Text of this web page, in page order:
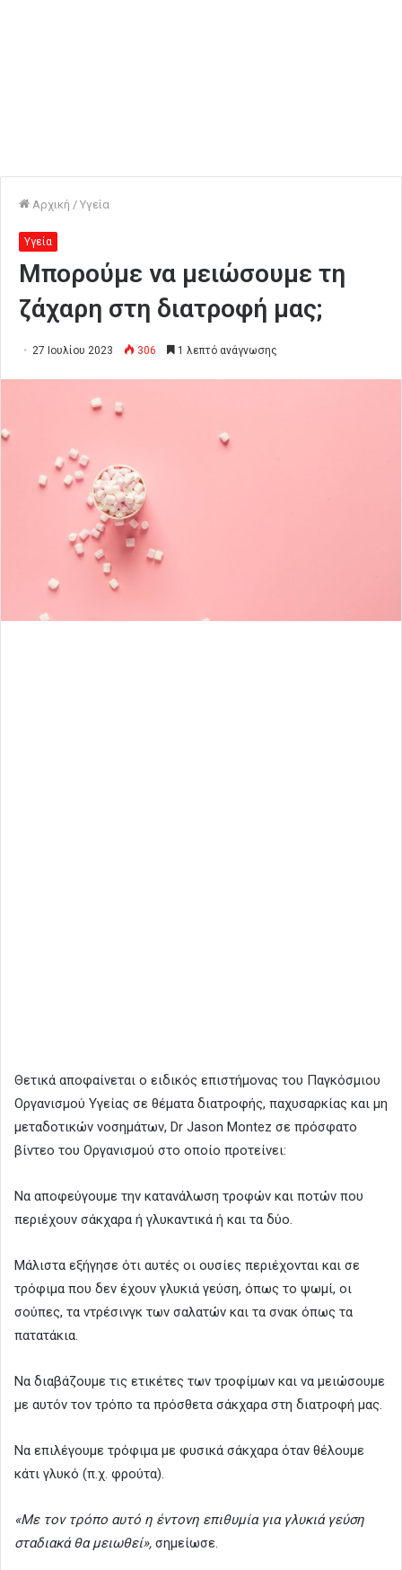
Αρχική / Υγεία
Υγεία
Μπορούμε να μειώσουμε τη
ζάχαρη στη διατροφή μας;
27 Ιουλίου 2023 306 1 λεπτό ανάγνωσης
Θετικά αποφαίνεται ο ειδικός επιστήμονας του Παγκόσμιου
Οργανισμού Υγείας σε θέματα διατροφής, παχυσαρκίας και μη
μεταδοτικών νοσημάτων, Dr Jason Montez σε πρόσφατο
βίντεο του Οργανισμού στο οποίο προτείνει:
Να αποφεύγουμε την κατανάλωση τροφών και ποτών που
περιέχουν σάκχαρα ή γλυκαντικά ή και τα δύο.
Μάλιστα εξήγησε ότι αυτές οι ουσίες περιέχονται και σε
τρόφιμα που δεν έχουν γλυκιά γεύση, όπως το ψωμί, οι
σούπες, τα ντρέσινγκ των σαλατών και τα σνακ όπως τα
πατατάκια.
Να διαβάζουμε τις ετικέτες των τροφίμων και να μειώσουμε
με αυτόν τον τρόπο τα πρόσθετα σάκχαρα στη διατροφή μας.
Να επιλέγουμε τρόφιμα με φυσικά σάκχαρα όταν θέλουμε
κάτι γλυκό (π.χ. φρούτα).
«Με τον τρόπο αυτό η έντονη επιθυμία για γλυκιά γεύση
σταδιακά θα μειωθεί», σημείωσε.